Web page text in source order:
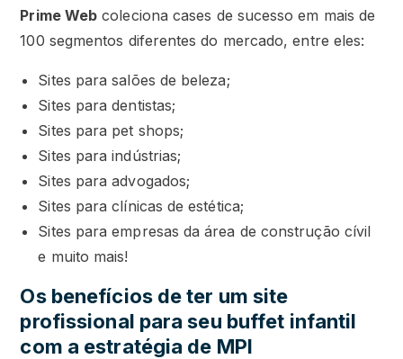
Prime Web coleciona cases de sucesso em mais de
100 segmentos diferentes do mercado, entre eles:
Sites para salões de beleza;
Sites para dentistas;
Sites para pet shops;
Sites para indústrias;
Sites para advogados;
Sites para clínicas de estética;
Sites para empresas da área de construção cívil
e muito mais!
Os benefícios de ter um site
profissional para seu buffet infantil
com a estratégia de MPI